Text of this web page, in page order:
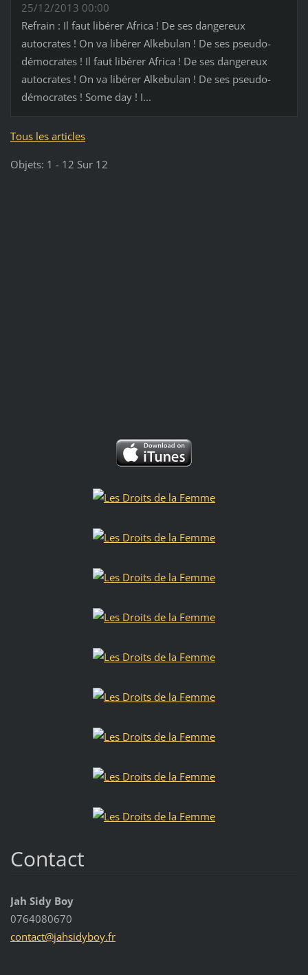
25/12/2013 00:00
Refrain : Il faut libérer Africa ! De ses dangereux
autocrates ! On va libérer Alkebulan ! De ses pseudo-
démocrates ! Il faut libérer Africa ! De ses dangereux
autocrates ! On va libérer Alkebulan ! De ses pseudo-
démocrates ! Some day ! I...
Tous les articles
Objets: 1 - 12 Sur 12
Contact
Jah Sidy Boy
0764080670
contact@jahsidyboy.fr